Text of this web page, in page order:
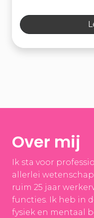
Over mij
Ik sta voor
allerlei
ruim 25 jaar
functies. Ik heb in
fysiek en mentaal